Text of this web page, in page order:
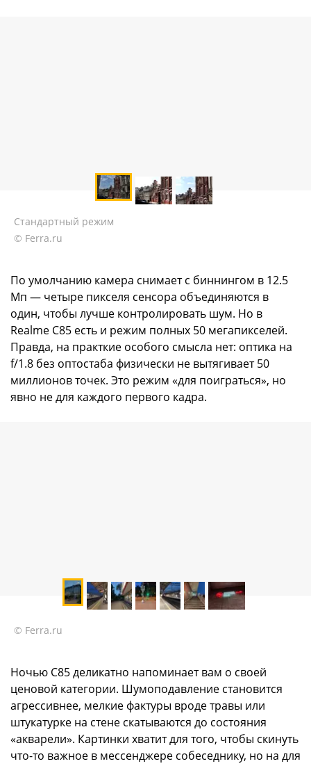
Стандартный режим
© Ferra.ru
По умолчанию камера снимает с биннингом в 12.5
Мп — четыре пикселя сенсора объединяются в
один, чтобы лучше контролировать шум. Но в
Realme C85 есть и режим полных 50 мегапикселей.
Правда, на практкие особого смысла нет: оптика на
f/1.8 без оптостаба физически не вытягивает 50
миллионов точек. Это режим «для поиграться», но
явно не для каждого первого кадра.
© Ferra.ru
Ночью C85 деликатно напоминает вам о своей
ценовой категории. Шумоподавление становится
агрессивнее, мелкие фактуры вроде травы или
штукатурке на стене скатываются до состояния
«акварели». Картинки хватит для того, чтобы скинуть
что-то важное в мессенджере собеседнику, но на для